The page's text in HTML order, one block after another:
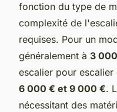
fonction du type de
complexité de
requises. Pour un
généralement à 3
escalier pour
6 000 € et 9 000 €.
nécessitant des